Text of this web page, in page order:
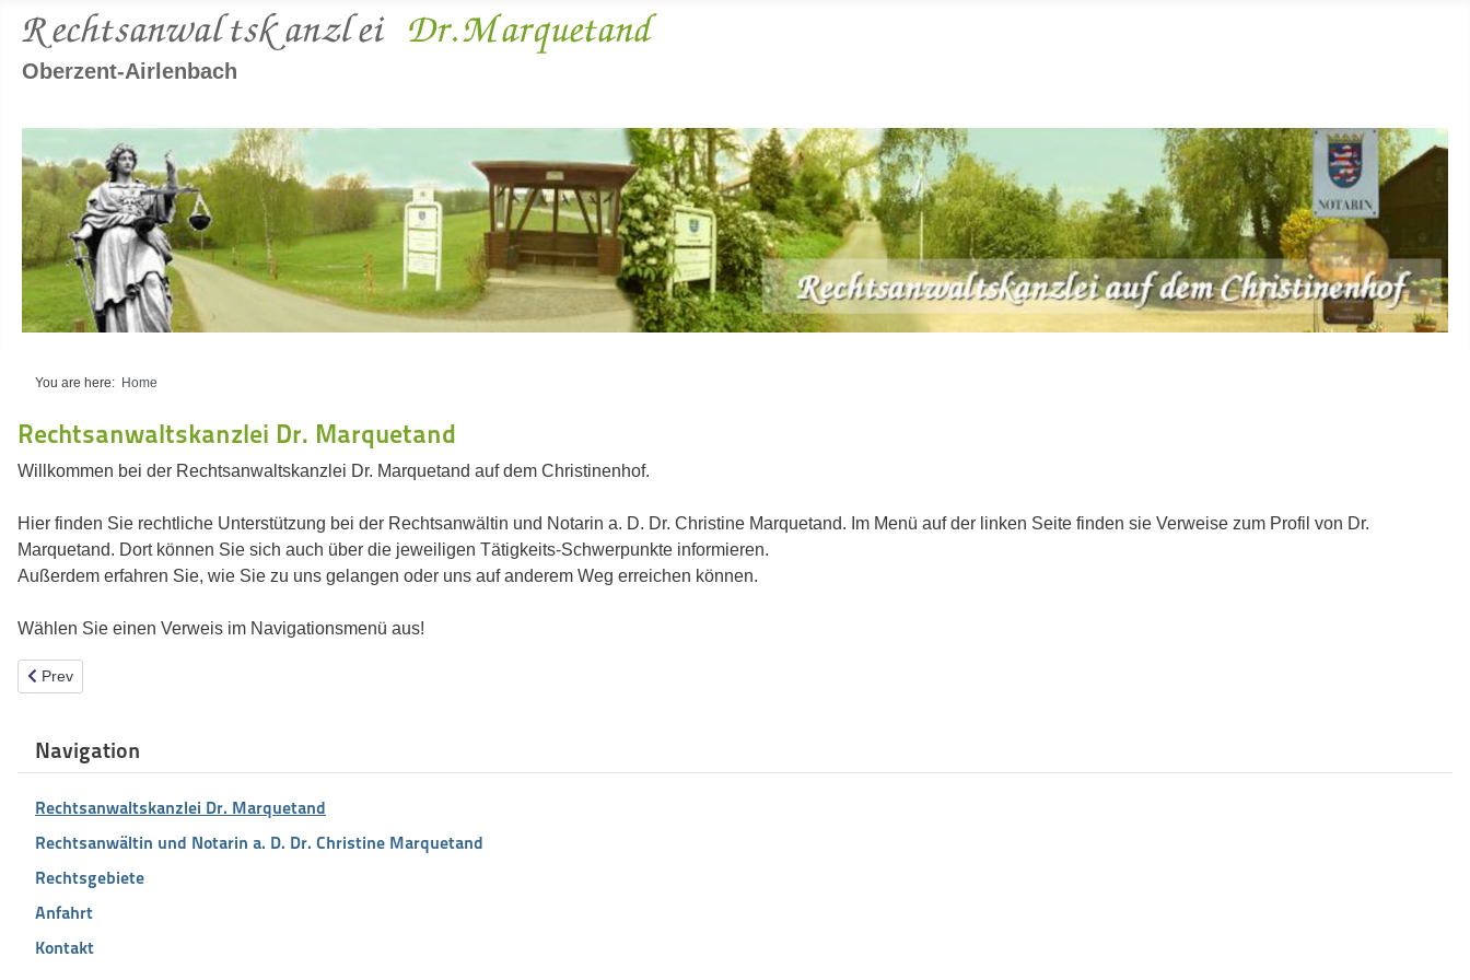
Rechtsanwaltskanzlei Dr.Marquetand
Oberzent-Airlenbach
Navigation
Rechtsanwaltskanzlei Dr. Marquetand
Rechtsanwältin und Notarin a. D. Dr. Christine Marquetand
Rechtsgebiete
Anfahrt
Kontakt
You are here: Home
Rechtsanwaltskanzlei Dr. Marquetand
Willkommen bei der Rechtsanwaltskanzlei Dr. Marquetand auf dem Christinenhof.
Hier finden Sie rechtliche Unterstützung bei der Rechtsanwältin und Notarin a. D. Dr. Christine Marquetand. Im Menü auf der linken Seite finden sie Verweise zum Profil von Dr.
Marquetand. Dort können Sie sich auch über die jeweiligen Tätigkeits-Schwerpunkte informieren.
Außerdem erfahren Sie, wie Sie zu uns gelangen oder uns auf anderem Weg erreichen können.
Wählen Sie einen Verweis im Navigationsmenü aus!
Previous article: Rechtsanwältin und Notarin a. D. Dr. Christine Marquetand
Prev